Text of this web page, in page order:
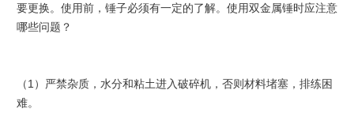
要更换。使用前，锤子必须有一定的了解。使用双金属锤时应注意
哪些问题？
（1）严禁杂质，水分和粘土进入破碎机，否则材料堵塞，排练困
难。